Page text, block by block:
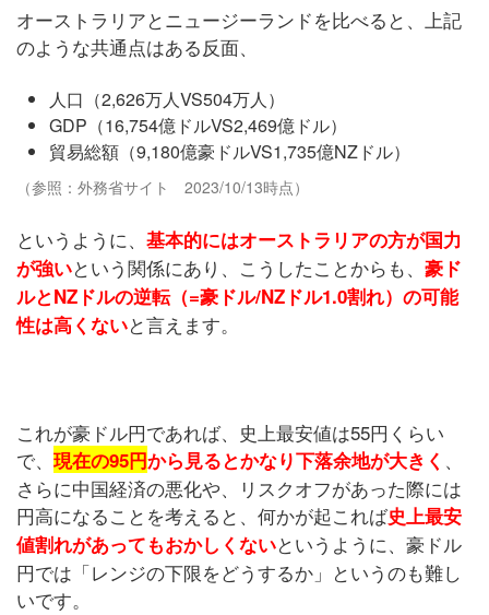
オーストラリアとニュージーランドを比べると、上記
のような共通点はある反面、
人口（2,626万人VS504万人）
GDP（16,754億ドルVS2,469億ドル）
貿易総額（9,180億豪ドルVS1,735億NZドル）
（参照：外務省サイト 2023/10/13時点）
というように、 基本的にはオーストラリアの方が国力
が強いという関係にあり、こうしたことからも、 豪ド
ルとNZドルの逆転（=豪ドル/NZドル1.0割れ）の可能
性は高くないと言えます。
これが豪ドル円であれば、史上最安値は55円くらい
で、 現在の95円から見るとかなり下落余地が大きく 、
さらに中国経済の悪化や、リスクオフがあった際には
円高になることを考えると、何かが起これば史上最安
値割れがあってもおかしくないというように、豪ドル
円では「レンジの下限をどうするか」というのも難し
いです。